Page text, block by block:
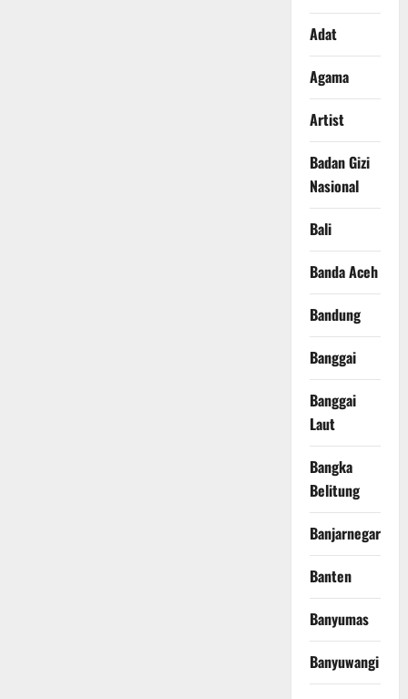
Adat
Agama
Artist
Badan Gizi
Nasional
Bali
Banda Aceh
Bandung
Banggai
Banggai
Laut
Bangka
Belitung
Banjarnegara
Banten
Banyumas
Banyuwangi